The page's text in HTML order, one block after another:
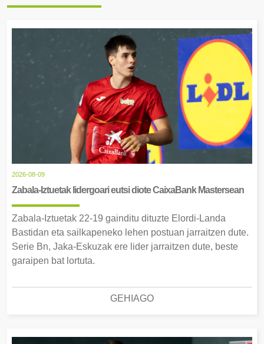
2026-08-09
Zabala-Iztuetak lidergoari eutsi diote CaixaBank Mastersean
Zabala-Iztuetak 22-19 gainditu dituzte Elordi-Landa
Bastidan eta sailkapeneko lehen postuan jarraitzen dute.
Serie Bn, Jaka-Eskuzak ere lider jarraitzen dute, beste
garaipen bat lortuta.
GEHIAGO